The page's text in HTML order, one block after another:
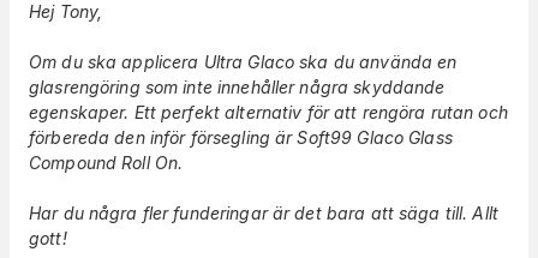
Hej Tony,
Om du ska applicera Ultra Glaco ska du använda en
glasrengöring som inte innehåller några skyddande
egenskaper. Ett perfekt alternativ för att rengöra rutan och
förbereda den inför försegling är Soft99 Glaco Glass
Compound Roll On.
Har du några fler funderingar är det bara att säga till. Allt
gott!